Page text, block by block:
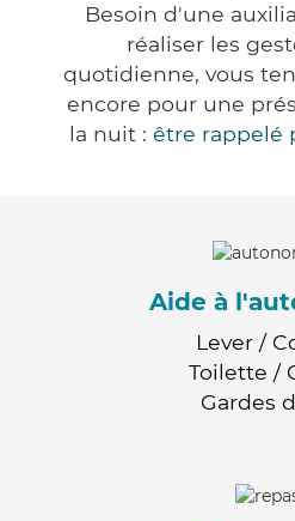
Besoin d'une
réaliser les
quotidienne, vous
encore pour une
la nuit : être rappelé
Aide à
Lever /
Toilette /
Gardes